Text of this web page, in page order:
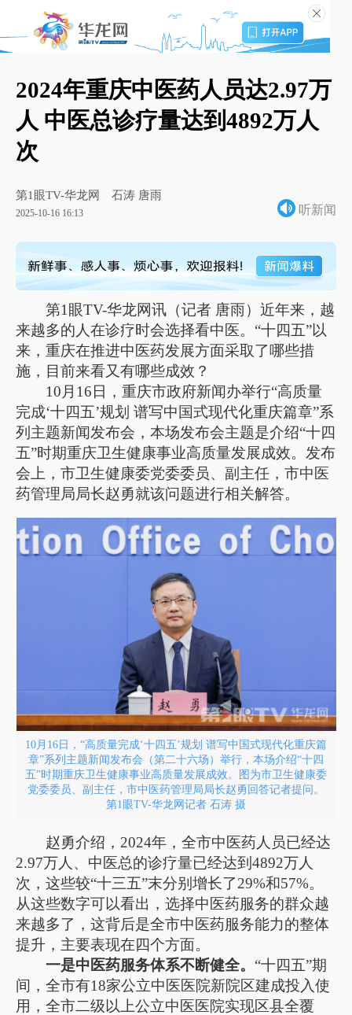
2024年重庆中医药人员达2.97万
人 中医总诊疗量达到4892万人
次
第1眼TV-华龙网 石涛 唐雨
2025-10-16 16:13 听新闻
第1眼TV-华龙网讯（记者 唐雨）近年来，越
来越多的人在诊疗时会选择看中医。“十四五”以
来，重庆在推进中医药发展方面采取了哪些措
施，目前来看又有哪些成效？
10月16日，重庆市政府新闻办举行“高质量
完成‘十四五’规划 谱写中国式现代化重庆篇章”系
列主题新闻发布会，本场发布会主题是介绍“十四
五”时期重庆卫生健康事业高质量发展成效。发布
会上，市卫生健康委党委委员、副主任，市中医
药管理局局长赵勇就该问题进行相关解答。
10月16日，“高质量完成‘十四五’规划 谱写中国式现代化重庆篇
章”系列主题新闻发布会（第二十六场）举行，本场介绍“十四
五”时期重庆卫生健康事业高质量发展成效。图为市卫生健康委
党委委员、副主任，市中医药管理局局长赵勇回答记者提问。
第1眼TV-华龙网记者 石涛 摄
赵勇介绍，2024年，全市中医药人员已经达
2.97万人、中医总的诊疗量已经达到4892万人
次，这些较“十三五”末分别增长了29%和57%。
从这些数字可以看出，选择中医药服务的群众越
来越多了，这背后是全市中医药服务能力的整体
提升，主要表现在四个方面。
一是中医药服务体系不断健全。 “十四五”期
间，全市有18家公立中医医院新院区建成投入使
用，全市二级以上公立中医医院实现区县全覆